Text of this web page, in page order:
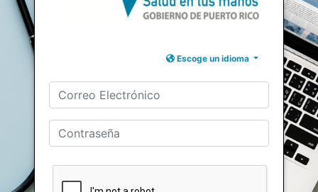
Escoge un idioma